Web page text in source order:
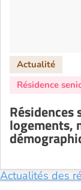
Résidences
logements,
Actualités des